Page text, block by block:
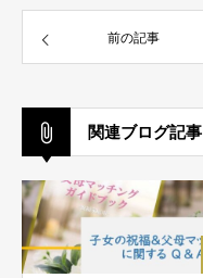
前の記事
関連ブログ記事